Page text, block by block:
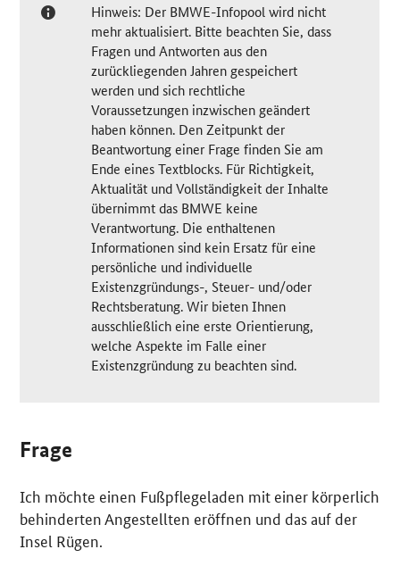
Hinweis: Der BMWE-Infopool wird nicht
mehr aktualisiert. Bitte beachten Sie, dass
Fragen und Antworten aus den
zurückliegenden Jahren gespeichert
werden und sich rechtliche
Voraussetzungen inzwischen geändert
haben können. Den Zeitpunkt der
Beantwortung einer Frage finden Sie am
Ende eines Textblocks. Für Richtigkeit,
Aktualität und Vollständigkeit der Inhalte
übernimmt das BMWE keine
Verantwortung. Die enthaltenen
Informationen sind kein Ersatz für eine
persönliche und individuelle
Existenzgründungs-, Steuer- und/oder
Rechtsberatung. Wir bieten Ihnen
ausschließlich eine erste Orientierung,
welche Aspekte im Falle einer
Existenzgründung zu beachten sind.
Frage
Ich möchte einen Fußpflegeladen mit einer körperlich
behinderten Angestellten eröffnen und das auf der
Insel Rügen.